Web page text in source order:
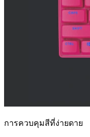
การควบคุมสีที่ง่ายดาย